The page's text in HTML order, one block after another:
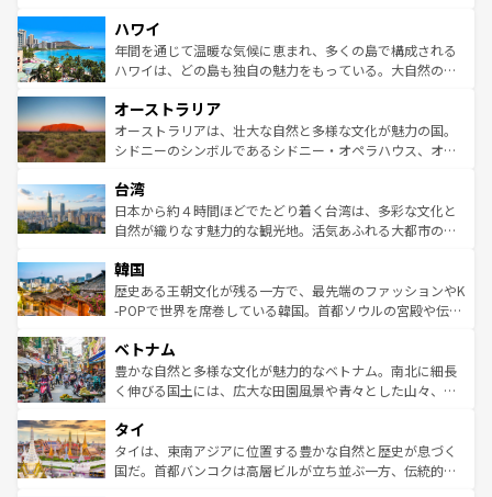
ば市内交通費無料で観光を楽しむこともできる。 なお、新
着のスイス情報はコンテンツ一覧 を参照してほしい。
のような巨大都市は、観光、ショッピング、エンターテイ
ンメントが詰まった刺激的なスポットだ。一方、アメリカ
西部には大自然が広がり、グランドキャニオンやイエロー
部のニューオーリンズでは、音楽と美食が融合した独特の
文化が魅力。旅行者はアメリカの各地域で異なる魅力を楽
しみながら、その多様性と豊かな歴史を感じることができ
ならではの贅沢な旅のスタイルだ。 なお、新着のアメリカ
情報はコンテンツ一覧を参照してほしい。
ハワイ
年間を通じて温暖な気候に恵まれ、多くの島で構成される
ハワイは、どの島も独自の魅力をもっている。大自然の神
ワイ島は見逃せない。また、定番の観光地といえばオアフ
島だが、静かな自然を求めるならマウイ島やカウアイ島が
おすすめ。エメラルドグリーンに輝く海をはじめ、豊かな
れるおもてなしの心で訪れる人々を迎えてくれるハワイの
人々、おいしいローカルフードやハワイアンミュージッ
ク、伝統的なフラダンスなど、すべてがハワイの魅力を彩
ワイを、存分に味わってほしい。 なお、新着のハワイ情報
はコンテンツ一覧を参照してほしい。
オーストラリア
オーストラリアは、壮大な自然と多様な文化が魅力の国。
シドニーのシンボルであるシドニー・オペラハウス、オー
リアリーフや大陸中央部にそびえるウルル（エアーズロッ
ク）、タスマニアの美しい原生林やケアンズの熱帯雨林な
ど、見どころがたくさん。また、カフェやワイン、オージ
いる。アクティビティも充実しており、サーフィンやダイ
ビング、ハイキングなど、アウトドア好きにはたまらな
い。オーストラリアの多彩な魅力を存分に味わいつくそ
参照してほしい。
台湾
日本から約４時間ほどでたどり着く台湾は、多彩な文化と
自然が織りなす魅力的な観光地。活気あふれる大都市の台
ン）、静ひつな山岳地帯である台湾東部など、都市の喧騒
と山間の静けさが共存しており、訪れる人に新しい発見と
驚きをもたらしてくれる。また、奥深い台湾の食文化も魅
容にもいいと評判のスイーツなど、バラエティ豊かな料理
が味わえる。 なお、新着の台湾情報は コンテンツ一覧を参
照してほしい。
韓国
歴史ある王朝文化が残る一方で、最先端のファッションやK
-POPで世界を席巻している韓国。首都ソウルの宮殿や伝統
き、地方に足を延ばせば四季折々の自然美を楽しむことが
できる。そして、キムチや焼肉、絶品のストリートフード
まで、さまざまな韓国料理が待っている。夜には、韓国な
リティに包まれながら、韓国の多彩な魅力を心ゆくまで味
わってみてほしい。 なお、新着の韓国情報はコンテンツ一
覧を参照してほしい。
ベトナム
豊かな自然と多様な文化が魅力的なベトナム。南北に細長
く伸びる国土には、広大な田園風景や青々とした山々、世
急速な発展と共に伝統が息づく。ハノイの古い町並みやホ
ーチミン市のフランス統治時代の建物も、独特の雰囲気を
醸し出している。また、バラエティの豊かさとおいしさで
タイ
タイは、東南アジアに位置する豊かな自然と歴史が息づく
国だ。首都バンコクは高層ビルが立ち並ぶ一方、伝統的な